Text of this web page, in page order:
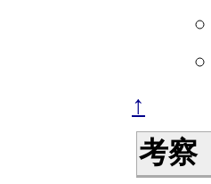
↑
考察